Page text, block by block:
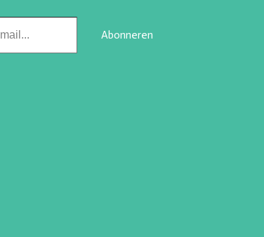
Abonneren